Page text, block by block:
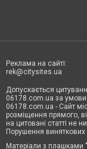
Реклама на сайті:
rek@citysites.ua
Допускається
06178.com.ua за умови
06178.com.ua - Сайт
розміщення прямого,
на цитовані статті не
Порушення
Матеріали з плашками